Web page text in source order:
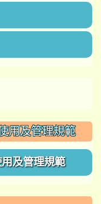
用及管理規範
及管理規範